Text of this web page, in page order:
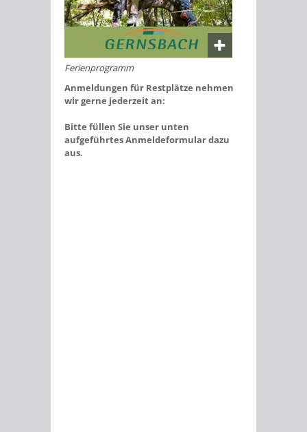
Ferienprogramm
Anmeldungen für Restplätze nehmen
wir gerne jederzeit an:
Bitte füllen Sie unser unten
aufgeführtes Anmeldeformular dazu
aus.